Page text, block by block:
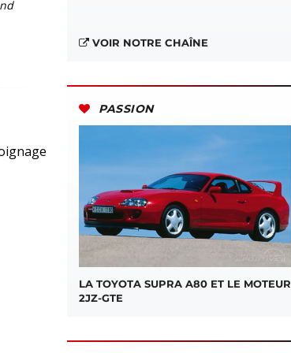
VOIR NOTRE CHAÎNE
PASSION
LA TOYOTA SUPRA A80 ET LE MOTEUR
2JZ-GTE